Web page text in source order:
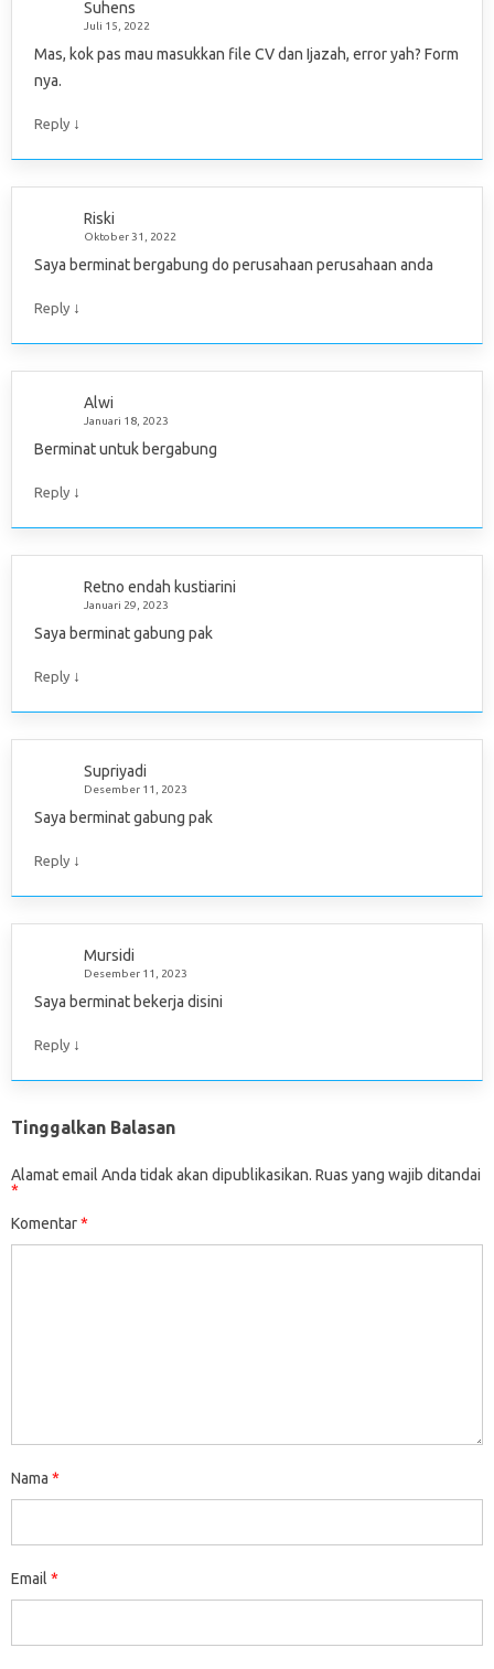
Suhens
Juli 15, 2022
Mas, kok pas mau masukkan file CV dan Ijazah, error yah? Form
nya.
Reply ↓
Riski
Oktober 31, 2022
Saya berminat bergabung do perusahaan perusahaan anda
Reply ↓
Alwi
Januari 18, 2023
Berminat untuk bergabung
Reply ↓
Retno endah kustiarini
Januari 29, 2023
Saya berminat gabung pak
Reply ↓
Supriyadi
Desember 11, 2023
Saya berminat gabung pak
Reply ↓
Mursidi
Desember 11, 2023
Saya berminat bekerja disini
Reply ↓
Tinggalkan Balasan
Alamat email Anda tidak akan dipublikasikan. Ruas yang wajib ditandai
*
Komentar*
Nama *
Email *